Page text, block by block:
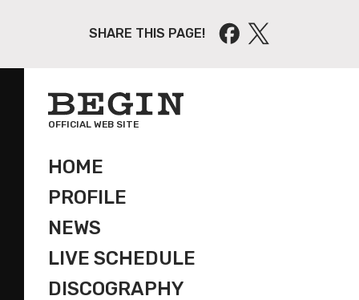
SHARE THIS PAGE!
OFFICIAL WEB SITE
HOME
PROFILE
NEWS
LIVE SCHEDULE
DISCOGRAPHY